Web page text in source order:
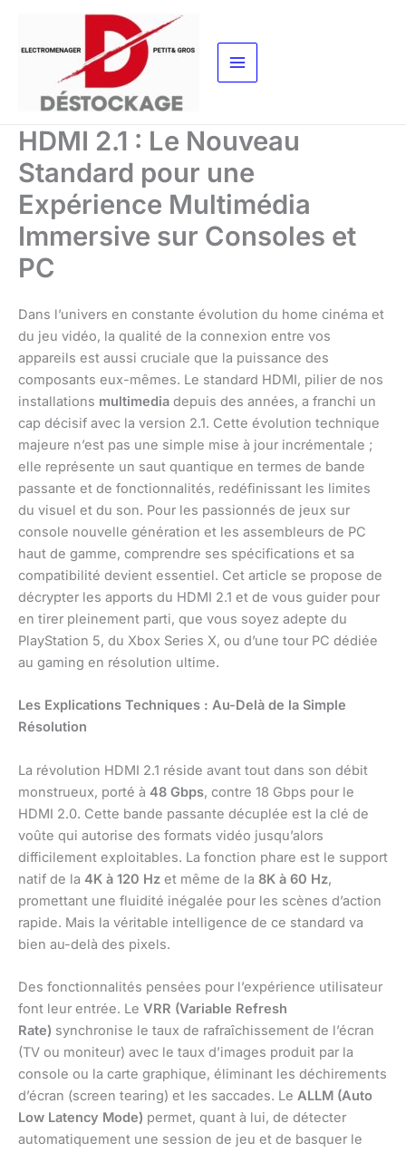
contenu
HDMI 2.1 : Le Nouveau
Standard pour une
Expérience Multimédia
Immersive sur Consoles et
PC
Dans l’univers en constante évolution du home cinéma et
du jeu vidéo, la qualité de la connexion entre vos
appareils est aussi cruciale que la puissance des
composants eux-mêmes. Le standard HDMI, pilier de nos
installations multimedia depuis des années, a franchi un
cap décisif avec la version 2.1. Cette évolution technique
majeure n’est pas une simple mise à jour incrémentale ;
elle représente un saut quantique en termes de bande
passante et de fonctionnalités, redéfinissant les limites
du visuel et du son. Pour les passionnés de jeux sur
console nouvelle génération et les assembleurs de PC
haut de gamme, comprendre ses spécifications et sa
compatibilité devient essentiel. Cet article se propose de
décrypter les apports du HDMI 2.1 et de vous guider pour
en tirer pleinement parti, que vous soyez adepte du
PlayStation 5, du Xbox Series X, ou d’une tour PC dédiée
au gaming en résolution ultime.
Les Explications Techniques : Au-Delà de la Simple
Résolution
La révolution HDMI 2.1 réside avant tout dans son débit
monstrueux, porté à 48 Gbps, contre 18 Gbps pour le
HDMI 2.0. Cette bande passante décuplée est la clé de
voûte qui autorise des formats vidéo jusqu’alors
difficilement exploitables. La fonction phare est le support
natif de la 4K à 120 Hz et même de la 8K à 60 Hz,
promettant une fluidité inégalée pour les scènes d’action
rapide. Mais la véritable intelligence de ce standard va
bien au-delà des pixels.
Des fonctionnalités pensées pour l’expérience utilisateur
font leur entrée. Le VRR (Variable Refresh
Rate) synchronise le taux de rafraîchissement de l’écran
(TV ou moniteur) avec le taux d’images produit par la
console ou la carte graphique, éliminant les déchirements
d’écran (screen tearing) et les saccades. Le ALLM (Auto
Low Latency Mode) permet, quant à lui, de détecter
automatiquement une session de jeu et de basquer le